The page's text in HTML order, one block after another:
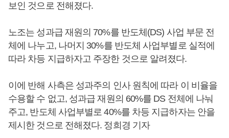
보인 것으로 전해졌다.
노조는 성과급 재원의 70%를 반도체(DS) 사업 부문 전
체에 나누고, 나머지 30%를 반도체 사업부별로 실적에
따라 차등 지급하자고 주장한 것으로 알려졌다.
이에 반해 사측은 성과주의 인사 원칙에 따라 이 비율을
수용할 수 없고, 성과급 재원의 60%를 DS 전체에 나눠
주고, 반도체 사업부별로 40%를 차등 지급하자는 안을
제시한 것으로 전해졌다. 정희경 기자